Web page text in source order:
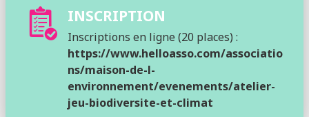
INSCRIPTION
Inscriptions en ligne (20 places) :
https://www.helloasso.com/associatio
ns/maison-de-l-
environnement/evenements/atelier-
jeu-biodiversite-et-climat